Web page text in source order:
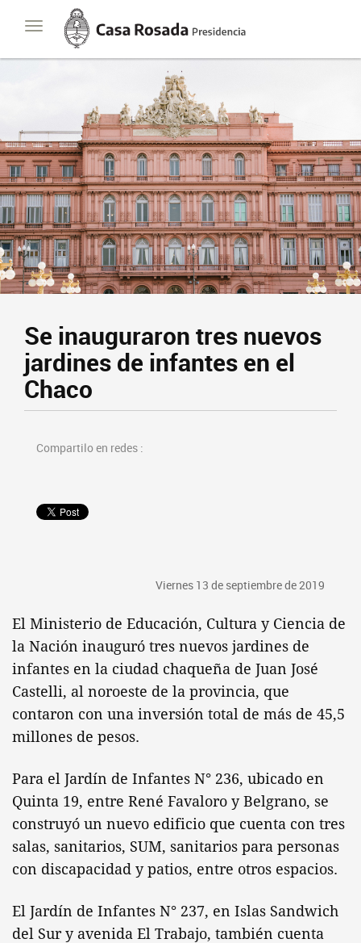
Toggle
navigation
Casa
Rosada
Presidencia
de
Se inauguraron tres nuevos
jardines de infantes en el
Chaco
Compartilo en redes :
Viernes 13 de septiembre de 2019
El Ministerio de Educación, Cultura y Ciencia de
la Nación inauguró tres nuevos jardines de
infantes en la ciudad chaqueña de Juan José
Castelli, al noroeste de la provincia, que
contaron con una inversión total de más de 45,5
millones de pesos.
Para el Jardín de Infantes N° 236, ubicado en
Quinta 19, entre René Favaloro y Belgrano, se
construyó un nuevo edificio que cuenta con tres
salas, sanitarios, SUM, sanitarios para personas
con discapacidad y patios, entre otros espacios.
El Jardín de Infantes N° 237, en Islas Sandwich
del Sur y avenida El Trabajo, también cuenta